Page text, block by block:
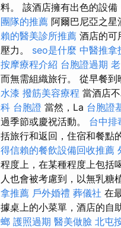
料。 該酒店擁有出色的設備
團隊的推薦 阿爾巴尼亞之星
賴的醫美診所推薦 酒店的可
壓力。 seo是什麼 中醫推拿
按摩療程介紹 台胞證過期
而無需組織旅行。 從早餐
水漆 撥筋美容療程 當酒店
科 台胞證 當然，La 台胞證
過季節或慶祝活動。 台中排
括旅行和返回，住宿和餐點
得信賴的餐飲設備回收推薦
程度上，在某種程度上包括
人也會被考慮到，以無乳糖
拿推薦 戶外婚禮 葬儀社 在
據桌上的小菜單，酒店的自
螂 護照過期 醫美做臉 北屯